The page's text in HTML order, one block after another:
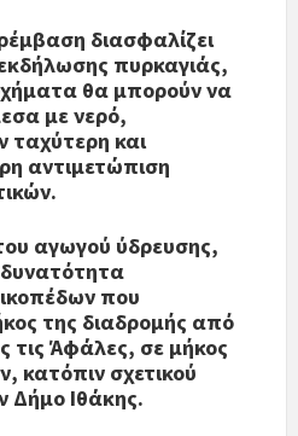
διασφαλίζει
πυρκαγιάς,
θα μπορούν να
με νερό,
ταχύτερη και
αντιμετώπιση
αγωγού ύδρευσης,
που
της διαδρομής από
τις Άφάλες, σε μήκος
κατόπιν σχετικού
Δήμο Ιθάκης.